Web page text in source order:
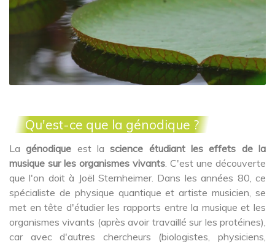
Qu'est-ce que la génodique ?
Lagénodique est lascience étudiant les effets de la
musique sur les organismes vivants . C'est une découverte
que l'on doit à Joël Sternheimer. Dans les années 80, ce
spécialiste de physique quantique et artiste musicien, se
met en tête d'étudier les rapports entre la musique et les
organismes vivants (après avoir travaillé sur les protéines),
car avec d'autres chercheurs (biologistes, physiciens,